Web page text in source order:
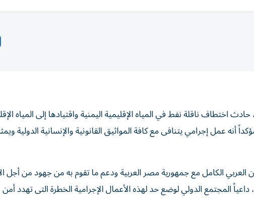
اختطاف ناقلة نفط في المياه الإقليمية اليمنية واقتيادها إلى المياه
عمل إجرامي يتنافى مع كافة المواثيق القانونية والإنسانية الدولية
العربي الكامل مع جمهورية مصر العربية ودعم ما تقوم به من جهود من أجل
المجتمع الدولي لوضع حد لهذه الأعمال الإجرامية الخطرة التى تهدد أمن